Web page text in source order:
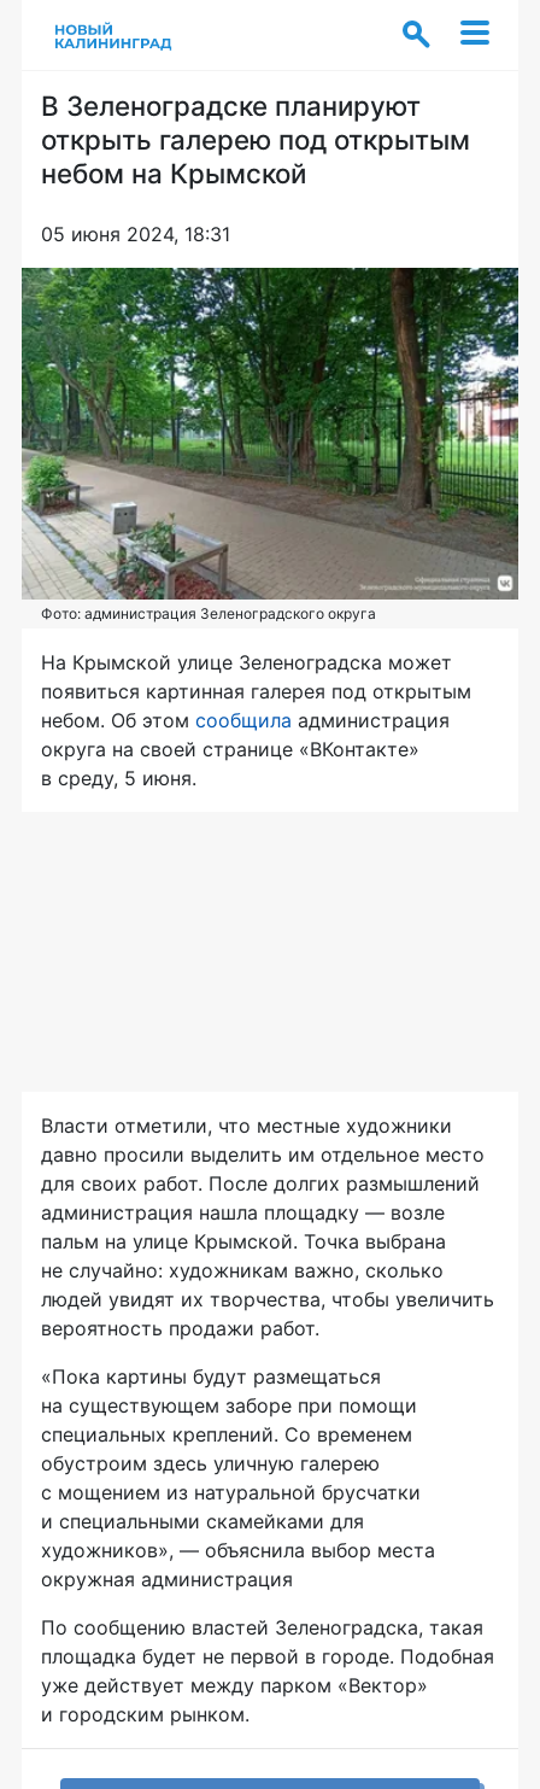
В Зеленоградске планируют
открыть галерею под открытым
небом на Крымской
05 июня 2024, 18:31
Фото: администрация Зеленоградского округа
На Крымской улице Зеленоградска может
появиться картинная галерея под открытым
небом. Об этом сообщила администрация
округа на своей странице «ВКонтакте»
в среду, 5 июня.
Власти отметили, что местные художники
давно просили выделить им отдельное место
для своих работ. После долгих размышлений
администрация нашла площадку — возле
пальм на улице Крымской. Точка выбрана
не случайно: художникам важно, сколько
людей увидят их творчества, чтобы увеличить
вероятность продажи работ.
«Пока картины будут размещаться
на существующем заборе при помощи
специальных креплений. Со временем
обустроим здесь уличную галерею
с мощением из натуральной брусчатки
и специальными скамейками для
художников», — объяснила выбор места
окружная администрация
По сообщению властей Зеленоградска, такая
площадка будет не первой в городе. Подобная
уже действует между парком «Вектор»
и городским рынком.